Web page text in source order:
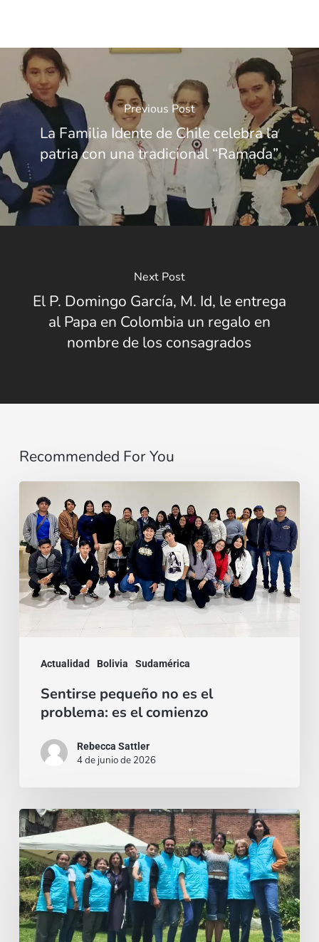
Previous Post
La Familia Idente de Chile celebra la
patria con una tradicional “Ramada”
Next Post
El P. Domingo García, M. Id, le entrega
al Papa en Colombia un regalo en
nombre de los consagrados
Recommended For You
Actualidad Bolivia Sudamérica
pequeño
no
es
el
problema:
Sentirse pequeño no es el
problema: es el comienzo
Rebecca Sattler
4 de junio de 2026
Quien
se
da,
crece:
Misión
con